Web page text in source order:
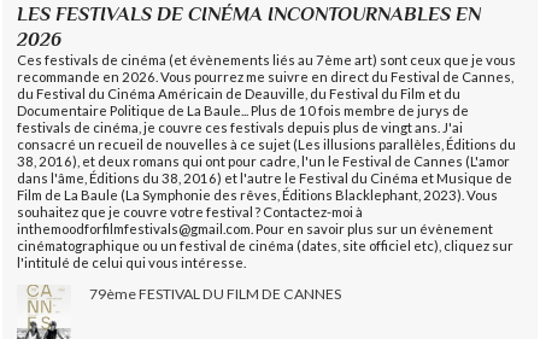
LES FESTIVALS DE CINÉMA INCONTOURNABLES EN
2026
Ces festivals de cinéma (et évènements liés au 7ème art) sont ceux que je vous
recommande en 2026. Vous pourrez me suivre en direct du Festival de Cannes,
du Festival du Cinéma Américain de Deauville, du Festival du Film et du
Documentaire Politique de La Baule... Plus de 10 fois membre de jurys de
festivals de cinéma, je couvre ces festivals depuis plus de vingt ans. J'ai
consacré un recueil de nouvelles à ce sujet (Les illusions parallèles, Éditions du
38, 2016), et deux romans qui ont pour cadre, l'un le Festival de Cannes (L'amor
dans l'âme, Éditions du 38, 2016) et l'autre le Festival du Cinéma et Musique de
Film de La Baule (La Symphonie des rêves, Éditions Blacklephant, 2023). Vous
souhaitez que je couvre votre festival ? Contactez-moi à
inthemoodforfilmfestivals@gmail.com. Pour en savoir plus sur un évènement
cinématographique ou un festival de cinéma (dates, site officiel etc), cliquez sur
l'intitulé de celui qui vous intéresse.
79ème FESTIVAL DU FILM DE CANNES